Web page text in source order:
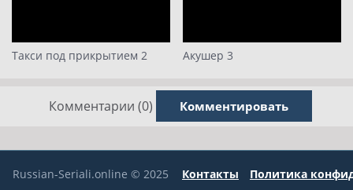
Такси под прикрытием 2 Акушер 3
Комментарии (0) Комментировать
Russian-Seriali.online © 2025 Контакты Политика